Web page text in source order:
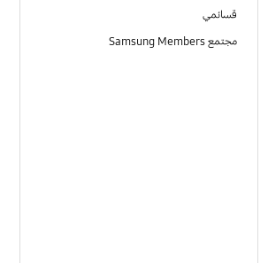
قسائمي
مجتمع Samsung Members